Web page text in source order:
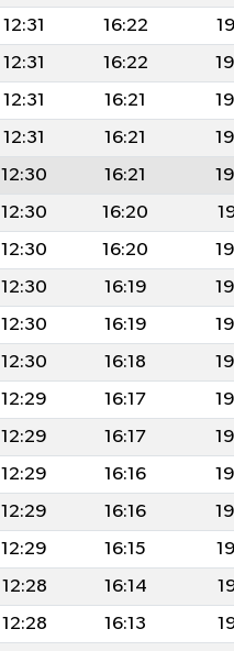
12:31 16:22
12:31 16:22
12:31 16:21
12:31 16:21
12:30 16:21
12:30 16:20
12:30 16:20
12:30 16:19
12:30 16:19
12:30 16:18
12:29 16:17
12:29 16:17
12:29 16:16
12:29 16:16
12:29 16:15
12:28 16:14
12:28 16:13